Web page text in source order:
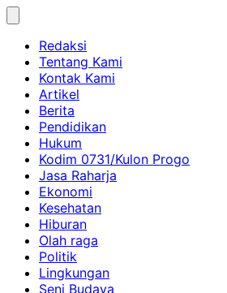
Skip
contentRedaksi
Tentang Kami
Kontak Kami
Artikel
Berita
Pendidikan
Hukum
Kodim 0731/Kulon Progo
Jasa Raharja
Ekonomi
Kesehatan
Hiburan
Olah raga
Politik
Lingkungan
Seni Budaya